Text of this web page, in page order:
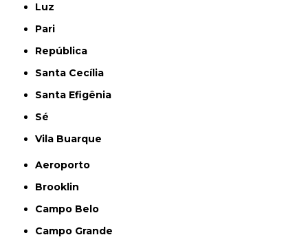
Luz
Pari
República
Santa Cecília
Santa Efigênia
Sé
Vila Buarque
Aeroporto
Brooklin
Campo Belo
Campo Grande